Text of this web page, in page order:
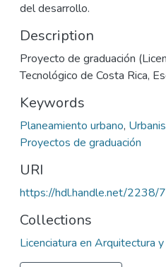
del desarrollo.
Description
Proyecto de graduación
Tecnológico de Costa Rica,
Keywords
Planeamiento urbano,
Proyectos de graduación
URI
https://hdl.handle.net/2238/
Collections
Licenciatura en Arquitectura